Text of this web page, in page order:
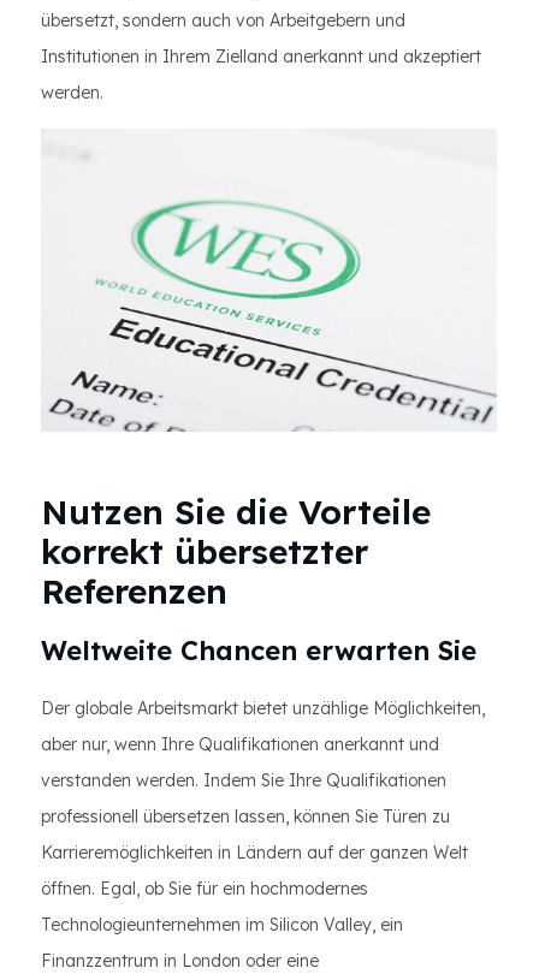
übersetzt, sondern auch von Arbeitgebern und
Institutionen in Ihrem Zielland anerkannt und akzeptiert
werden.
Nutzen Sie die Vorteile
korrekt übersetzter
Referenzen
Weltweite Chancen erwarten Sie
Der globale Arbeitsmarkt bietet unzählige Möglichkeiten,
aber nur, wenn Ihre Qualifikationen anerkannt und
verstanden werden. Indem Sie Ihre Qualifikationen
professionell übersetzen lassen, können Sie Türen zu
Karrieremöglichkeiten in Ländern auf der ganzen Welt
öffnen. Egal, ob Sie für ein hochmodernes
Technologieunternehmen im Silicon Valley, ein
Finanzzentrum in London oder eine